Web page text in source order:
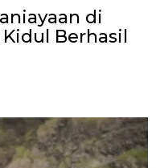
di
Berhasil